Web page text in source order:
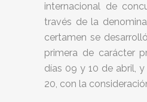
internacional de
través de la
certamen se
primera de carácter
días 09 y 10 de abril,
20, con la